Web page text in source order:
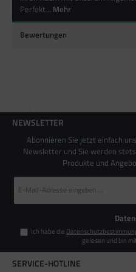
Perfekt… Mehr
Bewertungen
NEWSLETTER
Abonnieren Sie jetzt einfach
Newsletter und Sie werden
Produkte und
Mail-
*
Ich habe die
gelesen und bin
SERVICE-HOTLINE
Verwendung genauer Standortdaten
Endgeräteeigenschaften zur